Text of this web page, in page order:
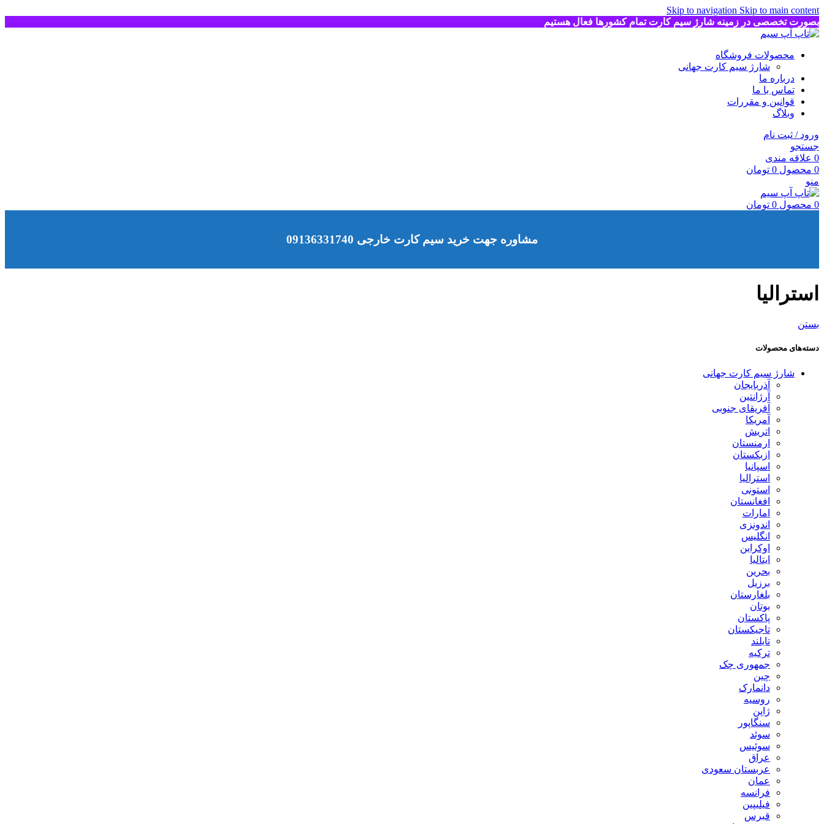
Skip to navigation Skip to main content
بصورت تخصصی در زمینه شارژ سیم کارت تمام کشورها فعال هستیم
محصولات فروشگاه
شارژ سیم کارت جهانی
درباره ما
تماس با ما
قوانین و مقررات
وبلاگ
ورود / ثبت نام
جستجو
0 علاقه مندی
0 محصول 0 تومان
منو
0 محصول 0 تومان
مشاوره جهت خرید سیم کارت خارجی 09136331740
استرالیا
بستن
دسته‌های محصولات
شارژ سیم کارت جهانی
آذربایجان
آرژانتین
آفریقای جنوبی
آمریکا
اتریش
ارمنستان
ازبکستان
اسپانیا
استرالیا
استونی
افغانستان
امارات
اندونزی
انگلیس
اوکراین
ایتالیا
بحرین
برزیل
بلغارستان
بوتان
پاکستان
تاجیکستان
تایلند
ترکیه
جمهوری چک
چین
دانمارک
روسیه
ژاپن
سنگاپور
سوئد
سوئیس
عراق
عربستان سعودی
عمان
فرانسه
فیلیپین
قبرس